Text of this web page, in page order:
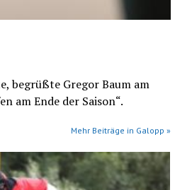
begrüßte Gregor Baum am
am Ende der Saison“.
Mehr Beiträge in Galopp »